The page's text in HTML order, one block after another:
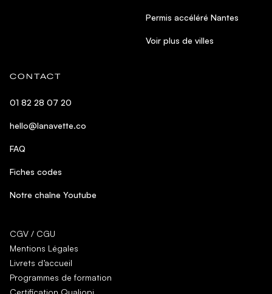
Permis accéléré Nantes
Voir plus de villes
CONTACT
01 82 28 07 20
hello@lanavette.co
FAQ
Fiches codes
Notre chaîne Youtube
CGV / CGU
Mentions Légales
Livrets d’accueil
Programmes de formation
Certification Qualiopi